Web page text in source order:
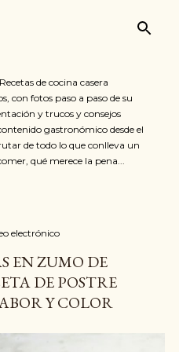
de cocina casera
con fotos paso a paso de su
y trucos y consejos
gastronómico desde el
de todo lo que conlleva un
qué merece la pena...
electrónico
EN ZUMO DE
DE POSTRE
Y COLOR